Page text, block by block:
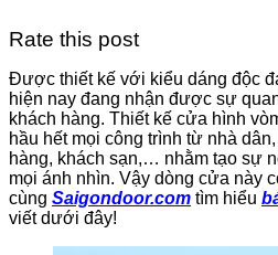
Rate this post
Được thiết kế với kiểu dáng độc
hiện nay đang nhận được sự
khách hàng. Thiết kế cửa hình
hầu hết mọi công trình từ nhà
hàng, khách sạn,… nhằm tạo sự
mọi ánh nhìn. Vậy dòng cửa này
cùng Saigondoor.com tìm hiểu
viết dưới đây!